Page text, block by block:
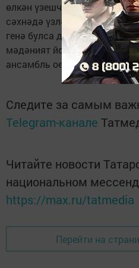
өлкән үзешчәннәре сәхнәне
сәхнәдә үзләрен бик кыю
генә булса да
мәдәният йорты каршында
ансамбль оешкан.
Следите за самым
Telegram-канале
Читайте новости
национальном
https://max.ru/tatmedia
Перейти на